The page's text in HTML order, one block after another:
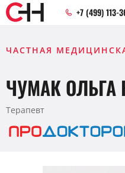
+7 (499) 113-
ЧАСТНАЯ
ЧУМАК
Терапевт